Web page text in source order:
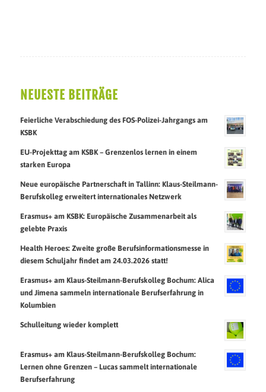
NEUESTE BEITRÄGE
Feierliche Verabschiedung des FOS-Polizei-Jahrgangs am
KSBK
EU-Projekttag am KSBK – Grenzenlos lernen in einem
starken Europa
Neue europäische Partnerschaft in Tallinn: Klaus-Steilmann-
Berufskolleg erweitert internationales Netzwerk
Erasmus+ am KSBK: Europäische Zusammenarbeit als
gelebte Praxis
Health Heroes: Zweite große Berufsinformationsmesse in
diesem Schuljahr findet am 24.03.2026 statt!
Erasmus+ am Klaus-Steilmann-Berufskolleg Bochum: Alica
und Jimena sammeln internationale Berufserfahrung in
Kolumbien
Schulleitung wieder komplett
Erasmus+ am Klaus-Steilmann-Berufskolleg Bochum:
Lernen ohne Grenzen – Lucas sammelt internationale
Berufserfahrung